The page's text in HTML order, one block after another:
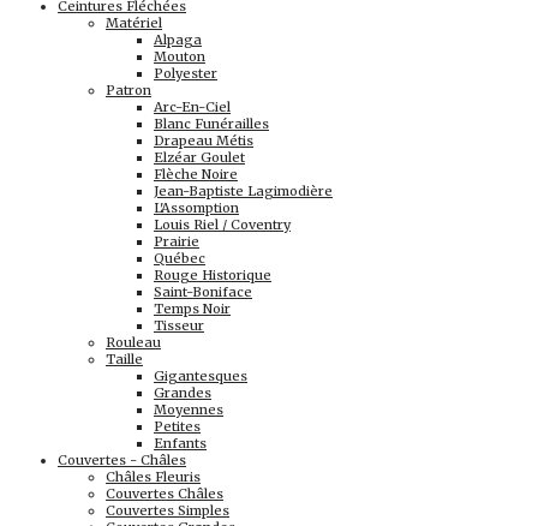
Ceintures Fléchées
Matériel
Alpaga
Mouton
Polyester
Patron
Arc-En-Ciel
Blanc Funérailles
Drapeau Métis
Elzéar Goulet
Flèche Noire
Jean-Baptiste Lagimodière
L'Assomption
Louis Riel / Coventry
Prairie
Québec
Rouge Historique
Saint-Boniface
Temps Noir
Tisseur
Rouleau
Taille
Gigantesques
Grandes
Moyennes
Petites
Enfants
Couvertes - Châles
Châles Fleuris
Couvertes Châles
Couvertes Simples